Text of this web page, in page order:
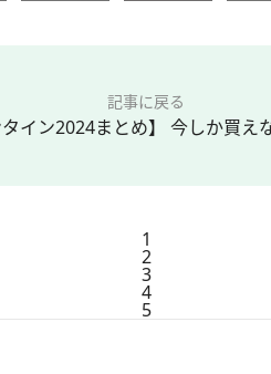
記事に戻る
タイン2024まとめ】 今しか買え
1
2
3
4
5